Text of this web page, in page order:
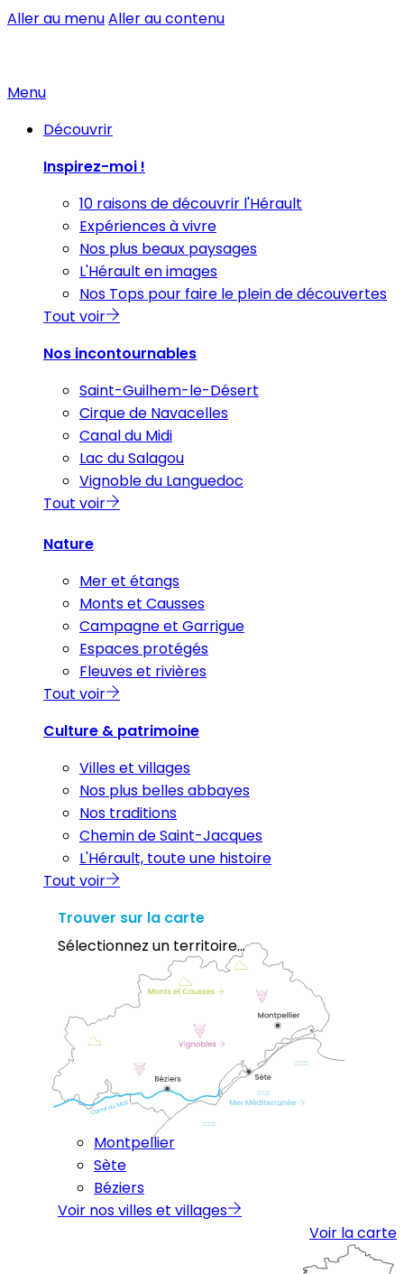
Aller au menuAller au contenu
Menu
Découvrir
Inspirez-moi !
10 raisons de découvrir l'Hérault
Expériences à vivre
Nos plus beaux paysages
L'Hérault en images
Nos Tops pour faire le plein de découvertes
Tout voir
Nos incontournables
Saint-Guilhem-le-Désert
Cirque de Navacelles
Canal du Midi
Lac du Salagou
Vignoble du Languedoc
Tout voir
Nature
Mer et étangs
Monts et Causses
Campagne et Garrigue
Espaces protégés
Fleuves et rivières
Tout voir
Culture & patrimoine
Villes et villages
Nos plus belles abbayes
Nos traditions
Chemin de Saint-Jacques
L'Hérault, toute une histoire
Tout voir
Trouver sur la carte
Sélectionnez un territoire...
Montpellier
Sète
Béziers
Voir nos villes et villages
Voir la carte